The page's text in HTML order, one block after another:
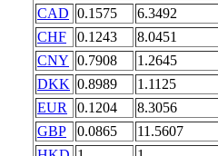
CAD 0.1575
6.3492
CHF
0.1243
8.0451
CNY 0.7908
1.2645
DKK 0.8989
1.1125
EUR
0.1204
8.3056
GBP
0.0865
11.5607